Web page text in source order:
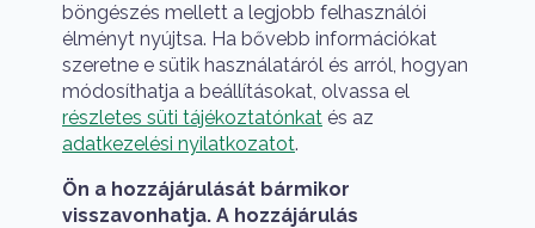
A HUN-REN Cloud a hazai TOP50
böngészés mellett a legjobb felhasználói
élményt nyújtsa. Ha bővebb információkat
szeretne e sütik használatáról és arról, hogyan
módosíthatja a beállításokat, olvassa el
részletes süti tájékoztatónkat és az
adatkezelési nyilatkozatot.
Ön a hozzájárulását bármikor
visszavonhatja. A hozzájárulás